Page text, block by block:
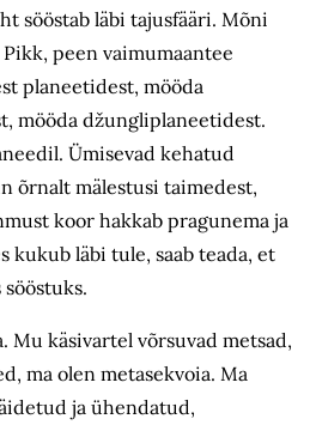
sööstab läbi tajusfääri. Mõni
peen vaimumaantee
planeetidest, mööda
mööda džungli­planeetidest.
Ümisevad kehatud
õrnalt mälestusi taimedest,
koor hakkab pragunema ja
kukub läbi tule, saab teada, et
Mu käsivartel võrsuvad metsad,
ma olen metasekvoia. Ma
ja ühendatud,